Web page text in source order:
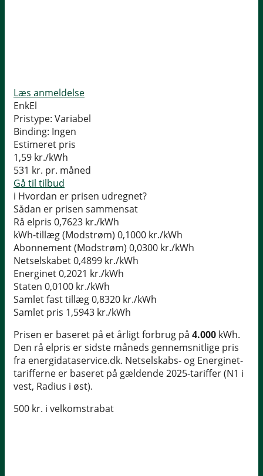
Læs anmeldelse
EnkEl
Pristype: Variabel
Binding: Ingen
Estimeret pris
1,59 kr./kWh
531 kr. pr. måned
Gå til tilbud
i Hvordan er prisen udregnet?
Sådan er prisen sammensat
Rå elpris 0,7623 kr./kWh
kWh-tillæg (Modstrøm) 0,1000 kr./kWh
Abonnement (Modstrøm) 0,0300 kr./kWh
Netselskabet0,4899 kr./kWh
Energinet0,2021 kr./kWh
Staten 0,0100 kr./kWh
Samlet fast tillæg0,8320 kr./kWh
Samlet pris 1,5943 kr./kWh
Prisen er baseret på et årligt forbrug på 4.000 kWh.
Den rå elpris er sidste måneds gennemsnitlige pris
fra energidataservice.dk. Netselskabs- og Energinet-
tarifferne er baseret på gældende 2025-tariffer (N1 i
vest, Radius i øst).
500 kr. i velkomstrabat